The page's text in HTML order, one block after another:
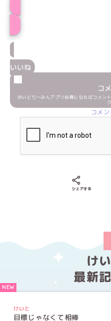
いいね
コ
めいどりーみんアプリ会員になればコメン
コメ
シェアする
け
最新
けいと
目標じゃなくて相棒